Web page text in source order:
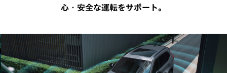
心・安全な運転をサポート。